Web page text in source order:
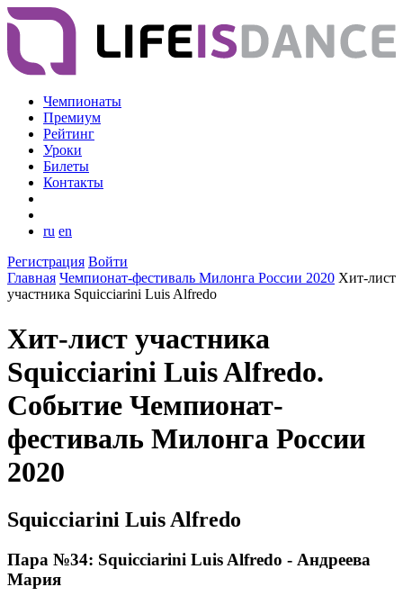
Чемпионаты
Премиум
Рейтинг
Уроки
Билеты
Контакты
ru en
Регистрация Войти
Главная Чемпионат-фестиваль Милонга России 2020 Хит-лист
участника Squicciarini Luis Alfredo
Хит-лист участника
Squicciarini Luis Alfredo.
Событие Чемпионат-
фестиваль Милонга России
2020
Squicciarini Luis Alfredo
Пара №34: Squicciarini Luis Alfredo - Андреева
Мария